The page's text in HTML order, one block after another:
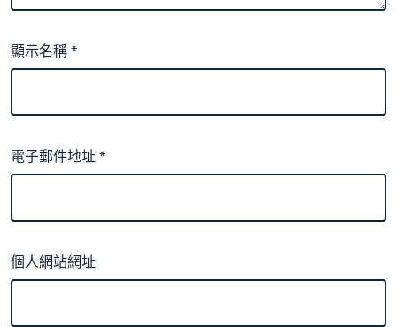
顯示名稱*
電子郵件地址*
個人網站網址